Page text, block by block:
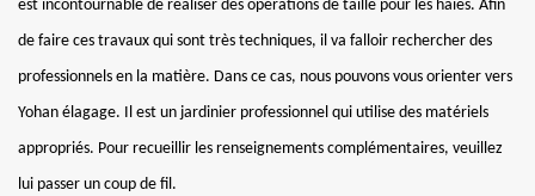
est incontournable de réaliser des opérations de taille pour les haies. Afin
de faire ces travaux qui sont très techniques, il va falloir rechercher des
professionnels en la matière. Dans ce cas, nous pouvons vous orienter vers
Yohan élagage. Il est un jardinier professionnel qui utilise des matériels
appropriés. Pour recueillir les renseignements complémentaires, veuillez
lui passer un coup de fil.